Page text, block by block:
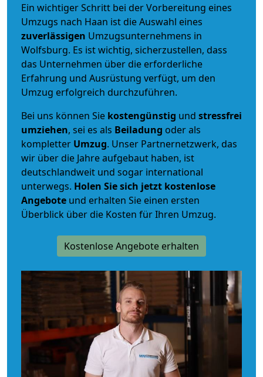
Ein wichtiger Schritt bei der Vorbereitung eines
Umzugs nach Haan ist die Auswahl eines
zuverlässigen Umzugsunternehmens in
Wolfsburg. Es ist wichtig, sicherzustellen, dass
das Unternehmen über die erforderliche
Erfahrung und Ausrüstung verfügt, um den
Umzug erfolgreich durchzuführen.
Bei uns können Sie kostengünstig und stressfrei
umziehen, sei es als Beiladung oder als
kompletter Umzug. Unser Partnernetzwerk, das
wir über die Jahre aufgebaut haben, ist
deutschlandweit und sogar international
unterwegs. Holen Sie sich jetzt kostenlose
Angebote und erhalten Sie einen ersten
Überblick über die Kosten für Ihren Umzug.
Kostenlose Angebote erhalten